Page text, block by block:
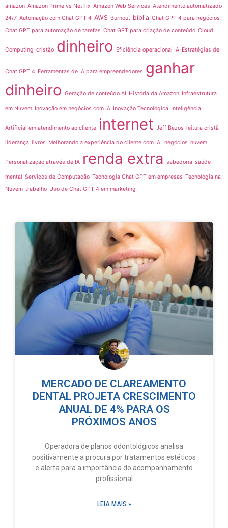
amazon Amazon Prime vs Netflix Amazon Web Services Atendimento automatizado
24/7 Automação com Chat GPT 4 AWS Burnout bíblia Chat GPT 4 para negócios
Chat GPT para automação de tarefas Chat GPT para criação de conteúdo Cloud
Computing cristão dinheiro Eficiência operacional IA Estratégias de
Chat GPT 4 Ferramentas de IA para empreendedores ganhar
dinheiro Geração de conteúdo AI História da Amazon Infraestrutura
em Nuvem Inovação em negócios com IA Inovação Tecnológica Inteligência
Artificial em atendimento ao cliente internet Jeff Bezos leitura cristã
liderança livros Melhorando a experiência do cliente com IA. negócios nuvem
Personalização através de IA renda extra sabedoria saúde
mental Serviços de Computação Tecnologia Chat GPT em empresas Tecnologia na
Nuvem trabalho Uso de Chat GPT 4 em marketing
MERCADO DE CLAREAMENTO
DENTAL PROJETA CRESCIMENTO
ANUAL DE 4% PARA OS
PRÓXIMOS ANOS
Operadora de planos odontológicos analisa
positivamente a procura por tratamentos estéticos
e alerta para a importância do acompanhamento
profissional
LEIA MAIS »